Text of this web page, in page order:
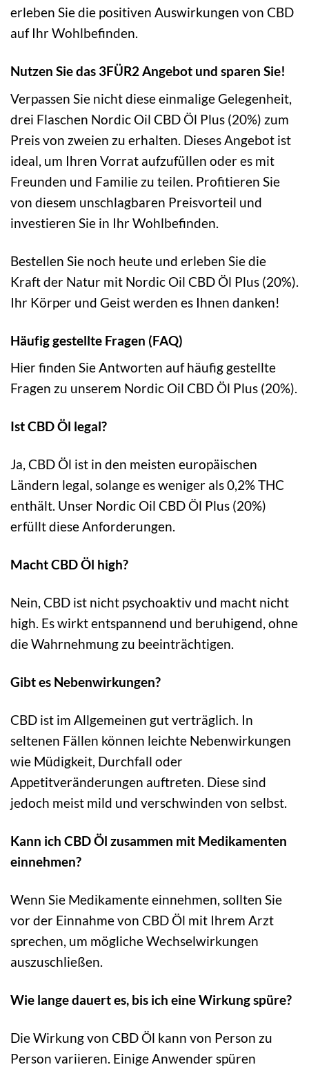
erleben Sie die positiven Auswirkungen von CBD
auf Ihr Wohlbefinden.
Nutzen Sie das 3FÜR2 Angebot und sparen Sie!
Verpassen Sie nicht diese einmalige Gelegenheit,
drei Flaschen Nordic Oil CBD Öl Plus (20%) zum
Preis von zweien zu erhalten. Dieses Angebot ist
ideal, um Ihren Vorrat aufzufüllen oder es mit
Freunden und Familie zu teilen. Profitieren Sie
von diesem unschlagbaren Preisvorteil und
investieren Sie in Ihr Wohlbefinden.
Bestellen Sie noch heute und erleben Sie die
Kraft der Natur mit Nordic Oil CBD Öl Plus (20%).
Ihr Körper und Geist werden es Ihnen danken!
Häufig gestellte Fragen (FAQ)
Hier finden Sie Antworten auf häufig gestellte
Fragen zu unserem Nordic Oil CBD Öl Plus (20%).
Ist CBD Öl legal?
Ja, CBD Öl ist in den meisten europäischen
Ländern legal, solange es weniger als 0,2% THC
enthält. Unser Nordic Oil CBD Öl Plus (20%)
erfüllt diese Anforderungen.
Macht CBD Öl high?
Nein, CBD ist nicht psychoaktiv und macht nicht
high. Es wirkt entspannend und beruhigend, ohne
die Wahrnehmung zu beeinträchtigen.
Gibt es Nebenwirkungen?
CBD ist im Allgemeinen gut verträglich. In
seltenen Fällen können leichte Nebenwirkungen
wie Müdigkeit, Durchfall oder
Appetitveränderungen auftreten. Diese sind
jedoch meist mild und verschwinden von selbst.
Kann ich CBD Öl zusammen mit Medikamenten
einnehmen?
Wenn Sie Medikamente einnehmen, sollten Sie
vor der Einnahme von CBD Öl mit Ihrem Arzt
sprechen, um mögliche Wechselwirkungen
auszuschließen.
Wie lange dauert es, bis ich eine Wirkung spüre?
Die Wirkung von CBD Öl kann von Person zu
Person variieren. Einige Anwender spüren